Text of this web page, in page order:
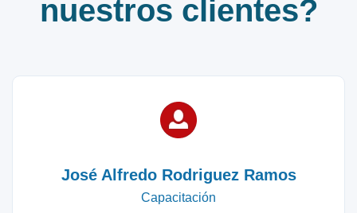
nuestros clientes?
José Alfredo Rodriguez Ramos
Capacitación